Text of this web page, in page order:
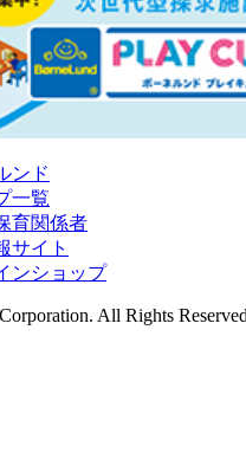
ンド
一覧
育関係者
サイト
ンショップ
All Rights